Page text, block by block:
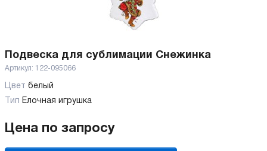
Подвеска для сублимации Снежинка
Артикул: 122-095066
Цвет белый
Тип Елочная игрушка
Цена по запросу